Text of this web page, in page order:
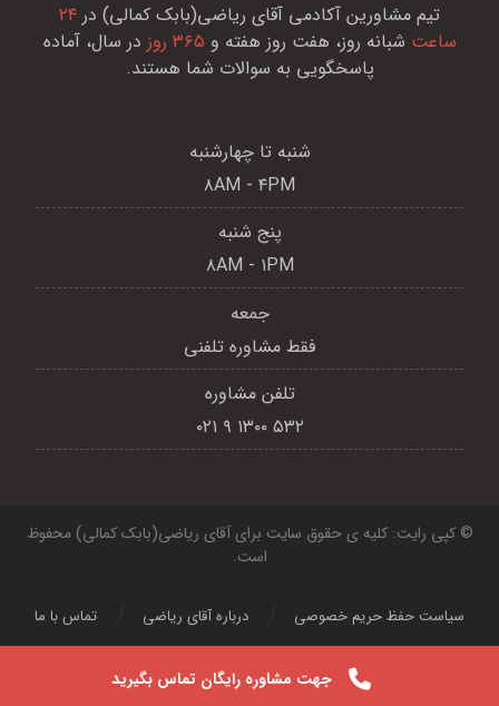
تیم مشاورین آکادمی آقای ریاضی(بابک کمالی) در ۲۴
ساعت شبانه روز، هفت روز هفته و ۳۶۵ روز
در سال، آماده
پاسخگویی به سوالات شما هستند.
شنبه تا چهارشنبه
۸AM - ۴PM
پنج شنبه
۸AM - ۱PM
جمعه
فقط مشاوره تلفنی
تلفن مشاوره
۵۳۲ ۱۳۰۰ ۹ ۰۲۱
© کپی رایت: کلیه ی حقوق سایت برای آقای ریاضی(بابک کمالی) محفوظ
است.
تماس با ما درباره آقای ریاضی سیاست حفظ حریم خصوصی
جهت مشاوره رایگان تماس بگیرید